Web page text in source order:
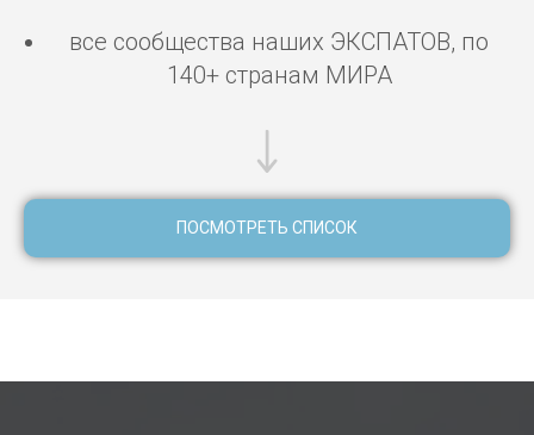
все сообщества наших ЭКСПАТОВ, по
140+ странам МИРА
ПОСМОТРЕТЬ СПИСОК